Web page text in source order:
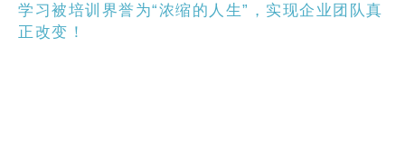
学习被培训界誉为“浓缩的人生”，实现企业团队真
正改变！